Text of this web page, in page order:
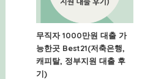
무직자 1000만원 대출 가
능한곳 Best21(저축은행,
캐피탈, 정부지원 대출 후
기)